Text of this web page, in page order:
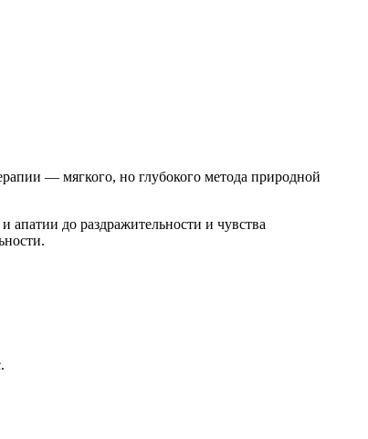
— мягкого, но глубокого метода природной
до раздражительности и чувства